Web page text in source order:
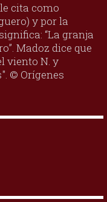
cita como
y por la
“La granja
Madoz dice que
viento N. y
© Orígenes